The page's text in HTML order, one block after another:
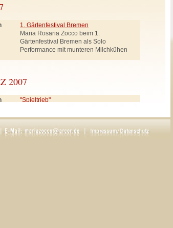
1. Gärtenfestival Bremen
Maria Rosaria Zocco beim 1.
Gärtenfestival Bremen als Solo
Performance mit munteren Milchkühen
2007
"Spieltrieb"
Schneewittchen, Regie: Carsten Werner